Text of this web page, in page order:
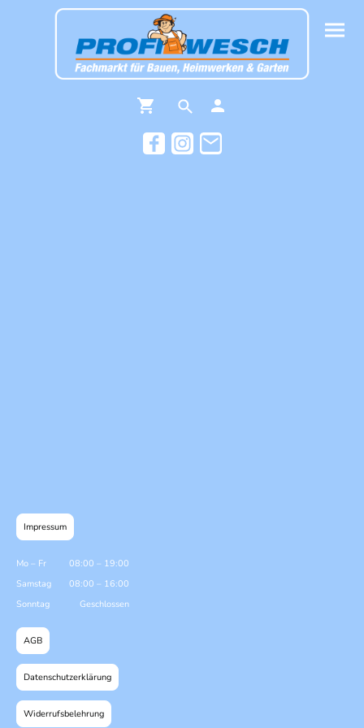
Impressum
Mo – Fr 08:00 – 19:00
Samstag
08:00 – 16:00
Sonntag
Geschlossen
AGB
Datenschutzerklärung
Widerrufsbelehrung